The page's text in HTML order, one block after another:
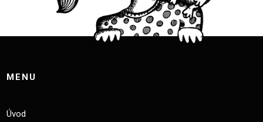
MENU
Úvod